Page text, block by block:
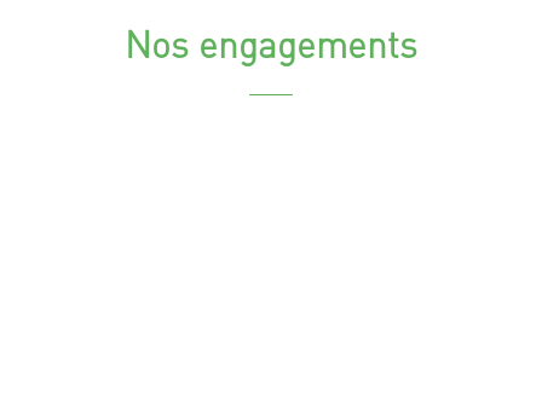
Nos engagements